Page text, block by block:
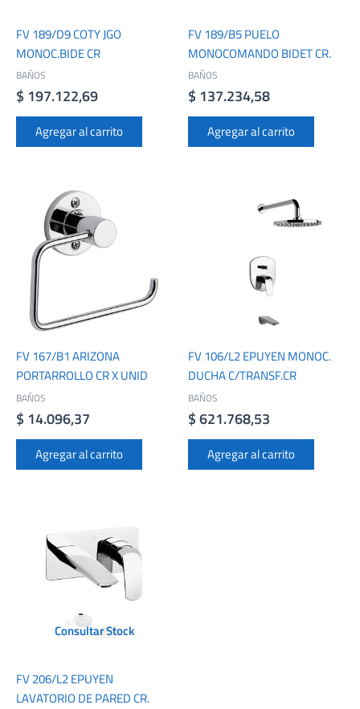
FV 189/D9 COTY JGO
MONOC.BIDE CR
BAÑOS
$ 197.122,69
Agregar al carrito
FV 189/B5 PUELO
MONOCOMANDO BIDET CR.
BAÑOS
$ 137.234,58
Agregar al carrito
FV 167/B1 ARIZONA
PORTARROLLO CR X UNID
BAÑOS
$ 14.096,37
Agregar al carrito
FV 106/L2 EPUYEN MONOC.
DUCHA C/TRANSF.CR
BAÑOS
$621.768,53
Agregar al carrito
Consultar Stock
FV 206/L2 EPUYEN
LAVATORIO DE PARED CR.